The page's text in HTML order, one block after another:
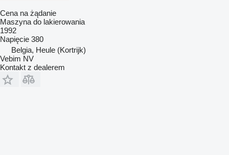
Cena na żądanie
Maszyna do lakierowania
1992
Napięcie 380
Belgia, Heule (Kortrijk)
Vebim NV
Kontakt z dealerem